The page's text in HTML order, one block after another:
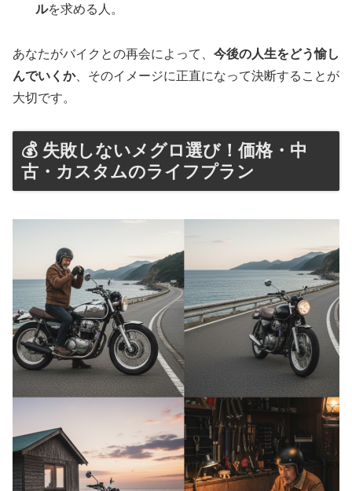
ルを求める人。
あなたがバイクとの再会によって、 今後の人生をどう愉し
んでいくか、そのイメージに正直になって決断することが
大切です。
💰 失敗しないメグロ選び！価格・中
古・カスタムのライフプラン